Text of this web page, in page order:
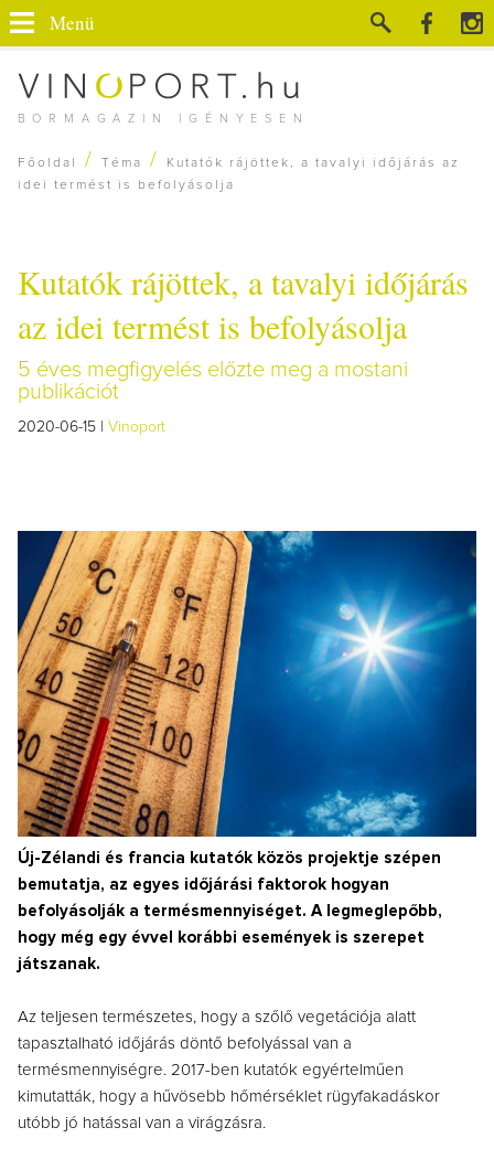
BORMAGAZIN IGÉNYESEN
Menü
Főoldal / Téma /
Kutatók rájöttek, a tavalyi időjárás az
idei termést is befolyásolja
Kutatók rájöttek, a tavalyi időjárás
az idei termést is befolyásolja
5 éves megfigyelés előzte meg a mostani
publikációt
2020-06-15 | Vinoport
Új-Zélandi és francia kutatók közös projektje szépen
bemutatja, az egyes időjárási faktorok hogyan
befolyásolják a termésmennyiséget. A legmeglepőbb,
hogy még egy évvel korábbi események is szerepet
játszanak.
Az teljesen természetes, hogy a szőlő vegetációja alatt
tapasztalható időjárás döntő befolyással van a
termésmennyiségre. 2017-ben kutatók egyértelműen
kimutatták, hogy a hűvösebb hőmérséklet rügyfakadáskor
utóbb jó hatással van a virágzásra.